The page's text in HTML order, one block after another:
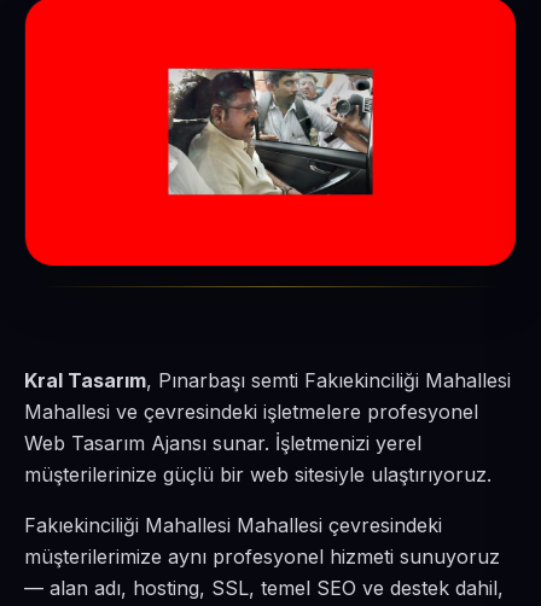
Kral Tasarım, Pınarbaşı semti Fakıekinciliği Mahallesi
Mahallesi ve çevresindeki işletmelere profesyonel
Web Tasarım Ajansı sunar. İşletmenizi yerel
müşterilerinize güçlü bir web sitesiyle ulaştırıyoruz.
Fakıekinciliği Mahallesi Mahallesi çevresindeki
müşterilerimize aynı profesyonel hizmeti sunuyoruz
— alan adı, hosting, SSL, temel SEO ve destek dahil,